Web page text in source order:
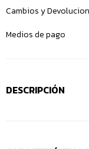
Cambios y
Medios de pago
DESCRIPCIÓN